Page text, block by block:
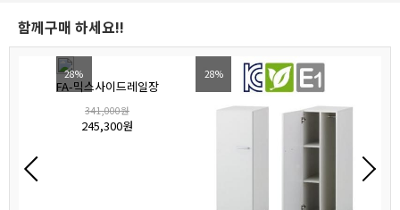
함께구매 하세요!!
28%
FA-믹스사이드레일장
341,000원
245,300원
28%